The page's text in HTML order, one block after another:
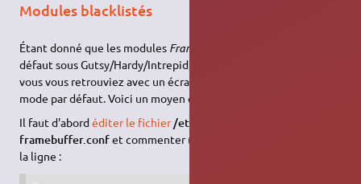
Modules blacklistés
Étant donné que les modules FrameBuffer
défaut sous Gutsy/Hardy/Intrepid, il y a de fortes chances que
vous vous retrouviez avec un écran noir si vous n'utilisez pas le
mode par défaut. Voici un moyen de résoudre le problème :
Il faut d'abordéditer le fichier/etc/modprobe.d/blacklist-
framebuffer.confet commenter (en rajoutant un
la ligne :